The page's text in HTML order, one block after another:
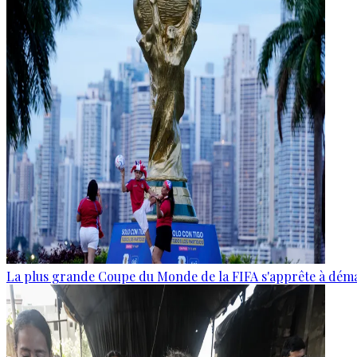
La plus grande Coupe du Monde de la FIFA s'apprête à